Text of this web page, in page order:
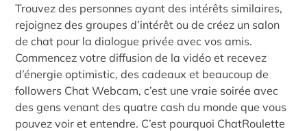
Trouvez des personnes ayant des intérêts similaires,
rejoignez des groupes d’intérêt ou de créez un salon
de chat pour la dialogue privée avec vos amis.
Commencez votre diffusion de la vidéo et recevez
d’énergie optimistic, des cadeaux et beaucoup de
followers Chat Webcam, c’est une vraie soirée avec
des gens venant des quatre cash du monde que vous
pouvez voir et entendre. C’est pourquoi ChatRoulette